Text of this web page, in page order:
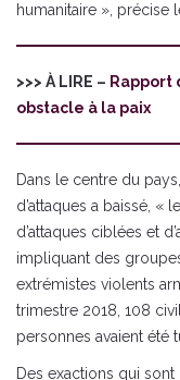
humanitaire », précise
>>> À LIRE – Rapport
obstacle à la paix
Dans le centre du
d’attaques a baissé, «
d’attaques ciblées et
impliquant des
extrémistes violents
trimestre 2018, 108
personnes avaient été
Des exactions qui